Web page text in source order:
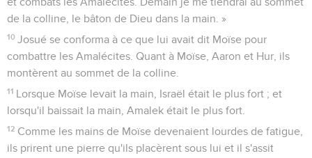
de la colline, le bâton de Dieu dans la main. »
10 Josué se conforma à ce que lui avait dit Moïse pour
combattre les Amalécites. Quant à Moïse, Aaron et Hur, ils
montèrent au sommet de la colline.
11 Lorsque Moïse levait la main, Israël était le plus fort ; et
lorsqu'il baissait la main, Amalek était le plus fort.
12 Comme les mains de Moïse devenaient lourdes de fatigue,
ils prirent une pierre qu'ils placèrent sous lui et il s'assit